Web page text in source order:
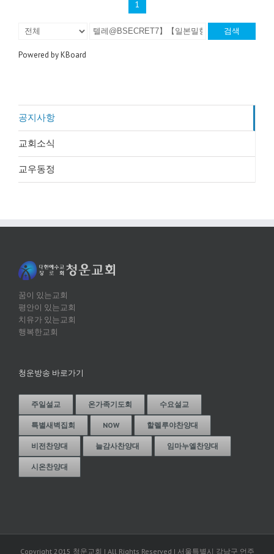
1
검색
Powered by KBoard
공지사항
교회소식
교우동정
꿈이 있는교회
평안이 있는교회
치유가 있는교회
행복한교회
청운방송 바로가기
주일설교 온가족기도회 수요설교
특별새벽집회 NOW 할렐루야찬양대
비전찬양대 늘감사찬양대 임마누엘찬양대
시온찬양대
Copyright 2015 청운교회 | All Rights Reserved | 서울특별시 강남구 언주